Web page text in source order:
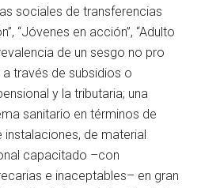
sociales de transferencias
“Jóvenes en acción”, “Adulto
de un sesgo no pro
través de subsidios o
y la tributaria; una
sanitario en términos de
de material
capacitado –con
e inaceptables– en gran